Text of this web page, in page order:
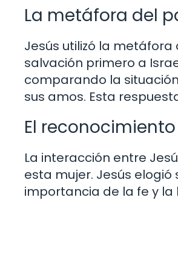
La metáfora del
Jesús utilizó la
salvación primero a
comparando la
sus amos. Esta
El
La interacción entre
esta mujer. Jesús
importancia de la fe y